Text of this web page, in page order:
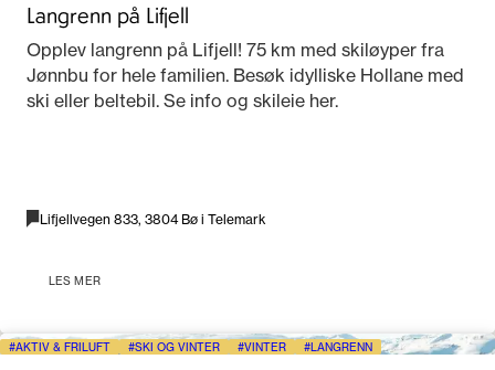
Langrenn på Lifjell
Opplev langrenn på Lifjell! 75 km med skiløyper fra
Jønnbu for hele familien. Besøk idylliske Hollane med
ski eller beltebil. Se info og skileie her.
Lifjellvegen 833, 3804 Bø i Telemark
LES MER
AKTIV & FRILUFT SKI OG VINTER VINTER LANGRENN